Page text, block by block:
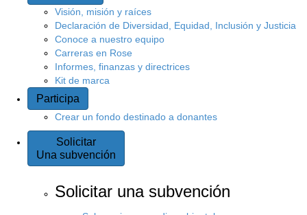
Visión, misión y raíces
Declaración de Diversidad, Equidad, Inclusión y Justicia
Conoce a nuestro equipo
Carreras en Rose
Informes, finanzas y directrices
Kit de marca
Participa
Crear un fondo destinado a donantes
Solicitar
Una subvención
Solicitar una subvención